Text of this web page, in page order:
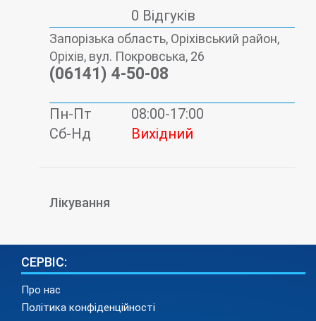
0 Відгуків
Запорізька область, Оріхівський район,
Оріхів, вул. Покровська, 26
(06141) 4-50-08
Пн-Пт
08:00-17:00
Сб-Нд
Вихідний
Лікування
СЕРВІС:
Про нас
Політика конфіденційності